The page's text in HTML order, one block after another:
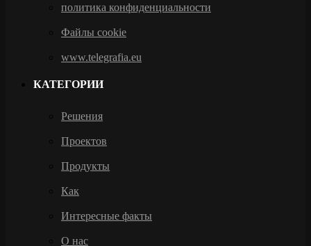
политика конфиденциальности
Файлы cookie
www.telegrafia.eu
КАТЕГОРИИ
Решения
Проектов
Продукты
Как
Интересные факты
О нас